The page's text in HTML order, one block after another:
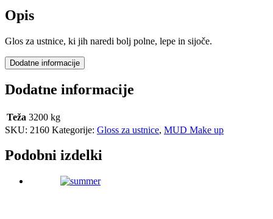
Opis
Glos za ustnice, ki jih naredi bolj polne, lepe in sijoče.
Dodatne informacije
Dodatne informacije
Teža 3200 kg
SKU: 2160 Kategorije: Gloss za ustnice, MUD Make up
Podobni izdelki